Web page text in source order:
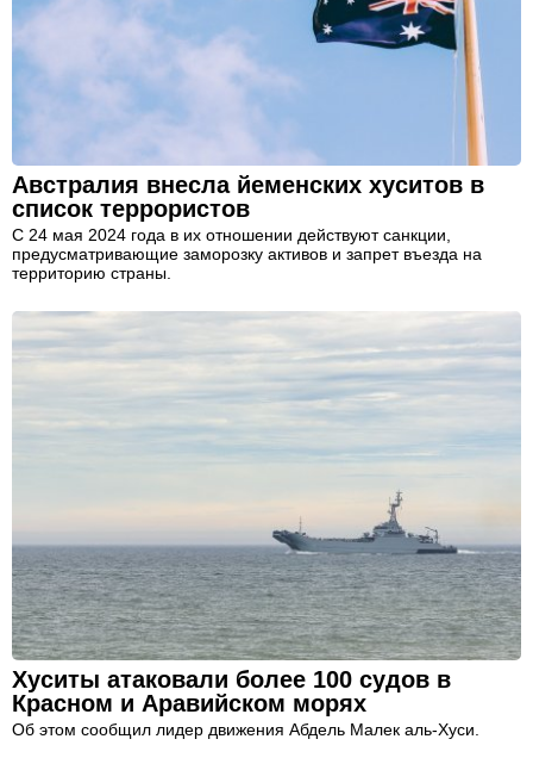
Австралия внесла йеменских хуситов в
список террористов
С 24 мая 2024 года в их отношении действуют санкции,
предусматривающие заморозку активов и запрет въезда на
территорию страны.
Хуситы атаковали более 100 судов в
Красном и Аравийском морях
Об этом сообщил лидер движения Абдель Малек аль-Хуси.